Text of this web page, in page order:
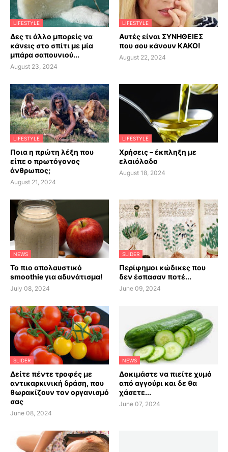
LIFESTYLE
Δες τι άλλο μπορείς να
κάνεις στο σπίτι με μία
μπάρα σαπουνιού...
August 23, 2024
LIFESTYLE
Αυτές είναι ΣΥΝΗΘΕΙΕΣ
που σου κάνουν ΚΑΚΟ!
August 22, 2024
LIFESTYLE
Ποια η πρώτη λέξη που
είπε ο πρωτόγονος
άνθρωπος;
August 21, 2024
LIFESTYLE
Χρήσεις – έκπληξη με
ελαιόλαδο
August 18, 2024
NEWS
Το πιο απολαυστικό
smoothie για αδυνάτισμα!
July 08, 2024
SLIDER
Περίφημοι κώδικες που
δεν έσπασαν ποτέ...
June 09, 2024
SLIDER
Δείτε πέντε τροφές με
αντικαρκινική δράση, που
θωρακίζουν τον οργανισμό
σας
June 08, 2024
NEWS
Δοκιμάστε να πιείτε χυμό
από αγγούρι και δε θα
χάσετε...
June 07, 2024